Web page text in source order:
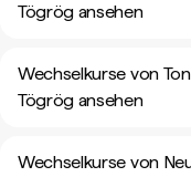
Tögrög ansehen
Wechselkurse von
Tögrög ansehen
Wechselkurse von